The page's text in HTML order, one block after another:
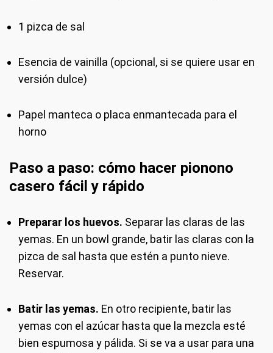
1 pizca de sal
Esencia de vainilla (opcional, si se quiere usar en
versión dulce)
Papel manteca o placa enmantecada para el
horno
Paso a paso: cómo hacer pionono
casero fácil y rápido
Preparar los huevos. Separar las claras de las
yemas. En un bowl grande, batir las claras con la
pizca de sal hasta que estén a punto nieve.
Reservar.
Batir las yemas. En otro recipiente, batir las
yemas con el azúcar hasta que la mezcla esté
bien espumosa y pálida. Si se va a usar para una